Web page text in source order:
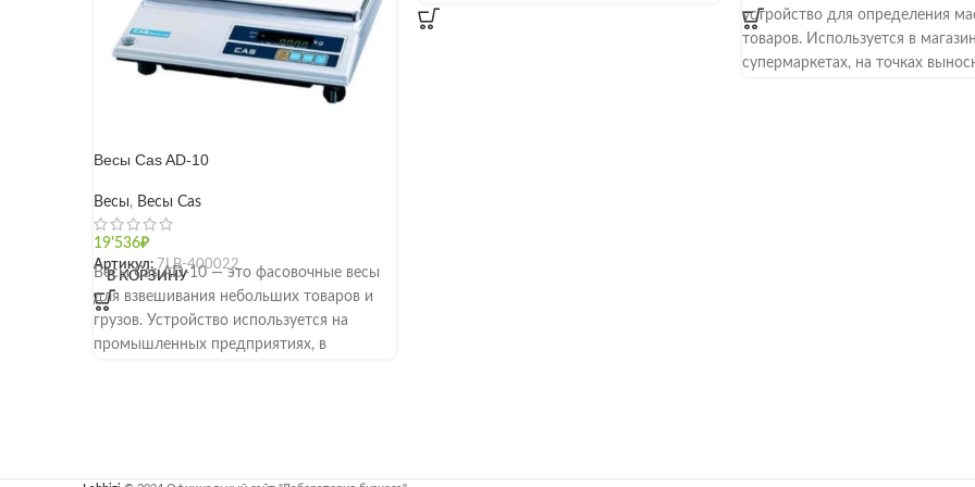
Весы Cas AD-10
Весы, Весы Cas
19'536₽
В КОРЗИНУ
Артикул: 7LB-400022
Весы Cas AD-10 — это фасовочные весы
для взвешивания небольших товаров и
грузов. Устройство используется на
промышленных предприятиях, в
устройство для определения
товаров. Используется в
супермаркетах, на точках